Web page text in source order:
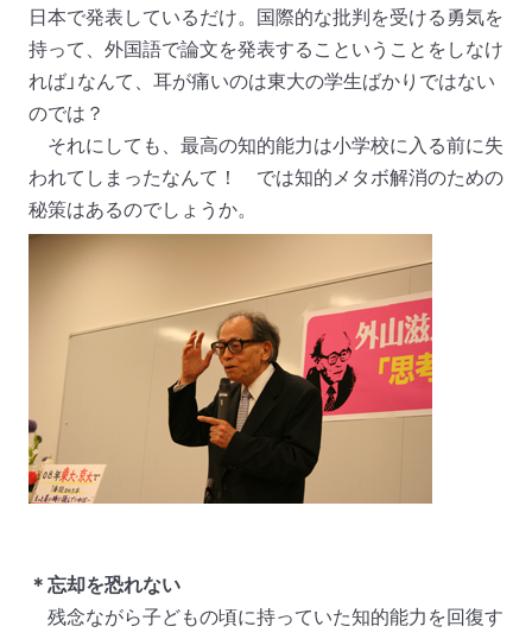
日本で発表しているだけ。国際的な批判を受ける勇気を
持って、外国語で論文を発表するこということをしなけ
れば」なんて、耳が痛いのは東大の学生ばかりではない
のでは？
それにしても、最高の知的能力は小学校に入る前に失
われてしまったなんて！ では知的メタボ解消のための
秘策はあるのでしょうか。
＊忘却を恐れない
残念ながら子どもの頃に持っていた知的能力を回復す